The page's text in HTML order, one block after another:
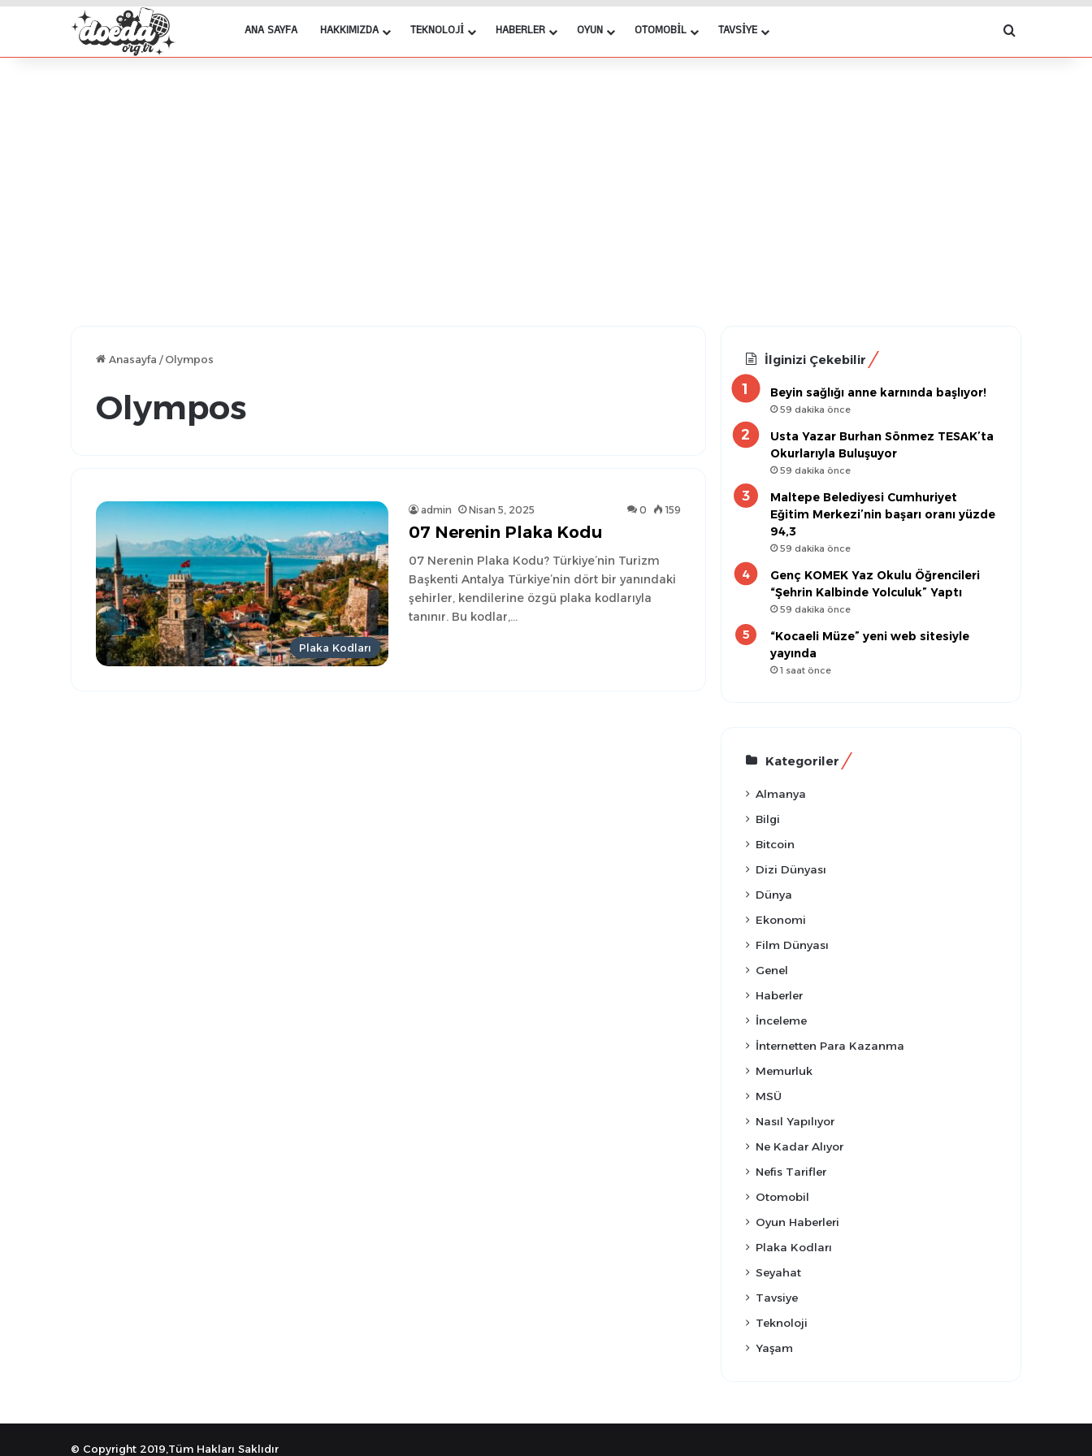
ANA SAYFA HAKKIMIZDA TEKNOLOJI HABERLER OYUN OTOMOBIL TAVSIYE Arama yap
Anasayfa / Olympos
Olympos
Plaka Kodları
admin Nisan 5, 2025 0 159
07 Nerenin Plaka Kodu
07 Nerenin Plaka Kodu? Türkiye’nin Turizm
Başkenti Antalya Türkiye’nin dört bir yanındaki
şehirler, kendilerine özgü plaka kodlarıyla
tanınır. Bu kodlar,…
İlginizi Çekebilir
Beyin sağlığı anne karnında başlıyor!
59 dakika önce
Usta Yazar Burhan Sönmez TESAK’ta
Okurlarıyla Buluşuyor
59 dakika önce
Maltepe Belediyesi Cumhuriyet
Eğitim Merkezi’nin başarı oranı yüzde
94,3
59 dakika önce
Genç KOMEK Yaz Okulu Öğrencileri
“Şehrin Kalbinde Yolculuk” Yaptı
59 dakika önce
“Kocaeli Müze” yeni web sitesiyle
yayında
1 saat önce
Kategoriler
Almanya
Bilgi
Bitcoin
Dizi Dünyası
Dünya
Ekonomi
Film Dünyası
Genel
Haberler
İnceleme
İnternetten Para Kazanma
Memurluk
MSÜ
Nasıl Yapılıyor
Ne Kadar Alıyor
Nefis Tarifler
Otomobil
Oyun Haberleri
Plaka Kodları
Seyahat
Tavsiye
Teknoloji
Yaşam
© Copyright 2019,Tüm Hakları Saklıdır